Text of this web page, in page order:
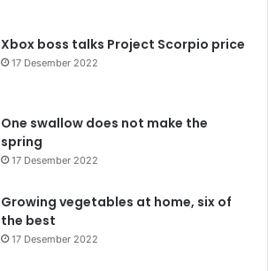
Xbox boss talks Project Scorpio price
17 Desember 2022
One swallow does not make the
spring
17 Desember 2022
Growing vegetables at home, six of
the best
17 Desember 2022